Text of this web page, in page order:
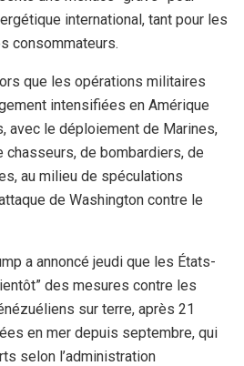
international, tant pour les
consommateurs.
que les opérations militaires
intensifiées en Amérique
avec le déploiement de Marines,
chasseurs, de bombardiers, de
au milieu de spéculations
de Washington contre le
a annoncé jeudi que les États-
des mesures contre les
sur terre, après 21
en mer depuis septembre, qui
selon l’administration